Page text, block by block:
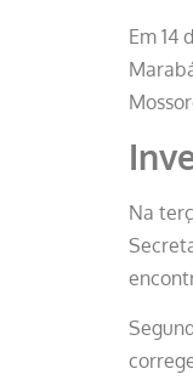
Em 14
Na